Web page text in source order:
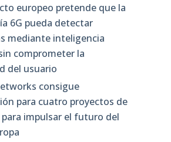
europeo pretende que la
6G pueda detectar
mediante inteligencia
comprometer la
del usuario
consigue
para cuatro proyectos de
para impulsar el futuro del